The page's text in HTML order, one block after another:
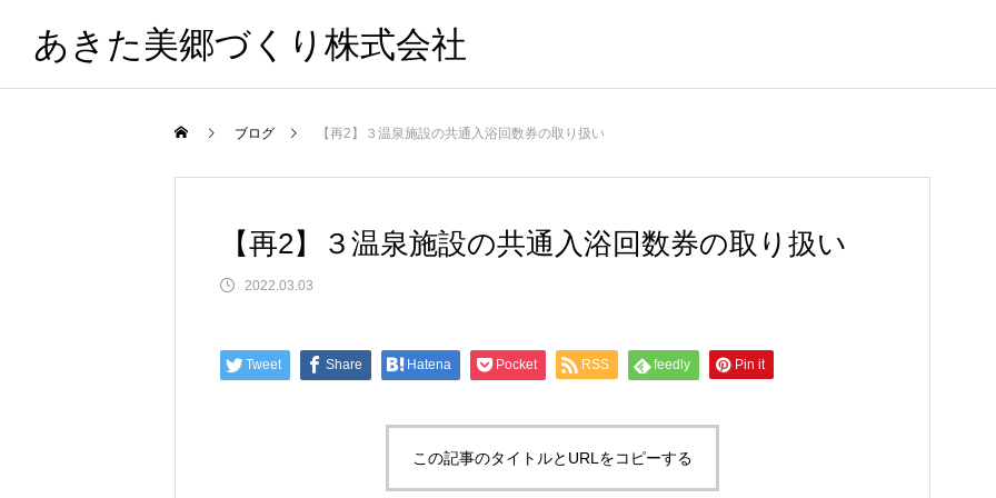
あきた美郷づくり株式会社
ブログ 【再2】３温泉施設の共通入浴回数券の取り扱い
【再2】３温泉施設の共通入浴回数券の取り扱い
2022.03.03
Tweet Share Hatena Pocket RSS feedly Pin it
この記事のタイトルとURLをコピーする